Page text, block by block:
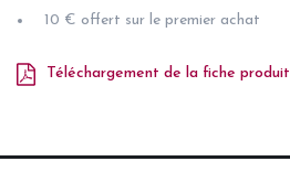
10 € offert sur le premier achat
Téléchargement de la fiche produit